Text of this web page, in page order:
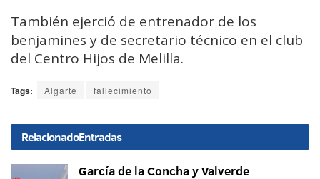
También ejerció de entrenador de los
benjamines y de secretario técnico en el club
del Centro Hijos de Melilla.
Tags: Algarte fallecimiento
RelacionadoEntradas
García de la Concha y Valverde